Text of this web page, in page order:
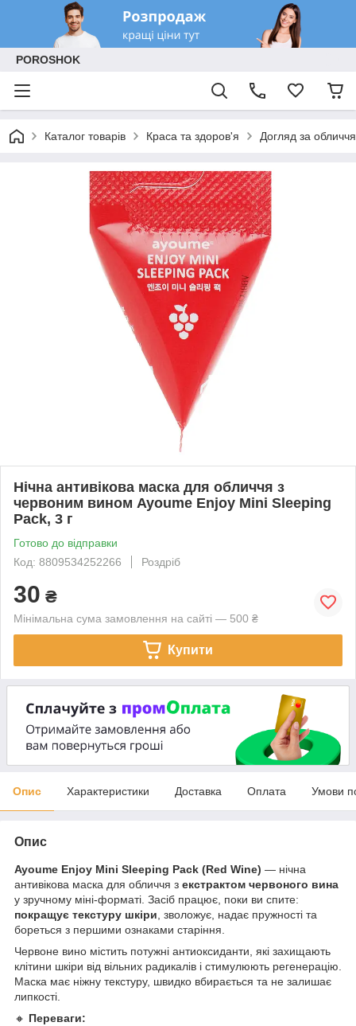
POROSHOK
Каталог товарів Краса та здоров'я Догляд за
Нічна антивікова маска для обличчя з
червоним вином Ayoume Enjoy Mini Sleeping
Pack, 3 г
Готово до відправки
Код: 8809534252266
Роздріб
30 ₴
Мінімальна сума замовлення на сайті — 500 ₴
Купити
Опис Характеристики Доставка Оплата Умови
Опис
Ayoume Enjoy Mini Sleeping Pack (Red Wine) — нічна
антивікова маска для обличчя з екстрактом червоного вина
у зручному міні-форматі. Засіб працює, поки ви спите:
покращує текстуру шкіри, зволожує, надає пружності та
бореться з першими ознаками старіння.
Червоне вино містить потужні антиоксиданти, які захищають
клітини шкіри від вільних радикалів і стимулюють регенерацію.
Маска має ніжну текстуру, швидко вбирається та не залишає
липкості.
🔸 Переваги: